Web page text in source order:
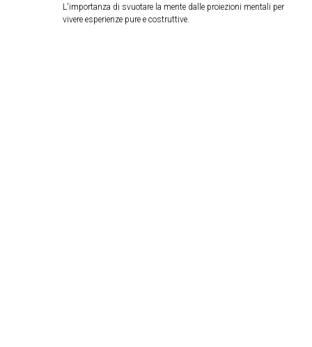
L'importanza di svuotare la mente dalle proiezioni mentali per
vivere esperienze pure e costruttive.